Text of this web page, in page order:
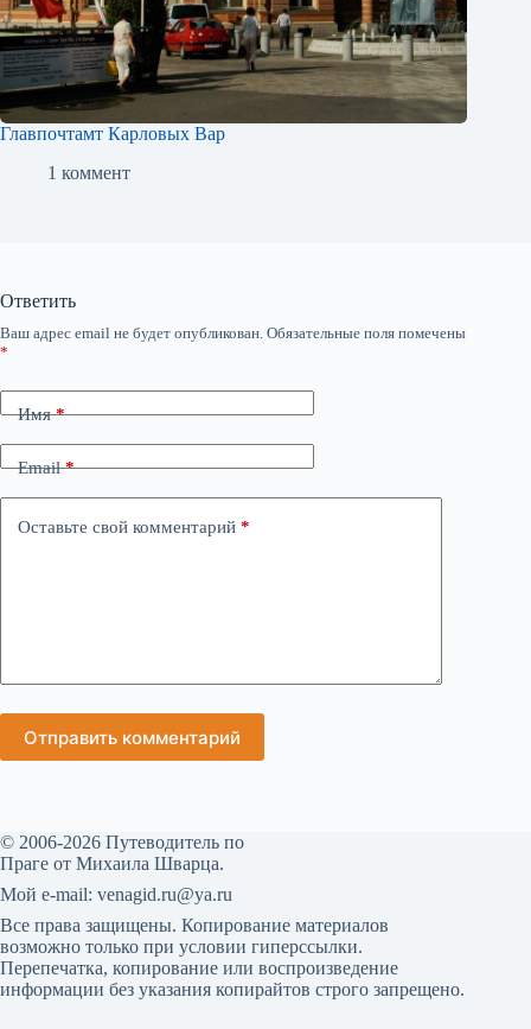
Главпочтамт Карловых Вар
1 коммент
Ответить
Ваш адрес email не будет опубликован. Обязательные поля помечены
*
Имя*
Email*
Оставьте свой комментарий *
Отправить комментарий
© 2006-2026 Путеводитель по
Праге от Михаила Шварца.
Мой е-mail: venagid.ru@ya.ru
Все права защищены. Копирование материалов
возможно только при условии гиперссылки.
Перепечатка, копирование или воспроизведение
информации без указания копирайтов строго запрещено.